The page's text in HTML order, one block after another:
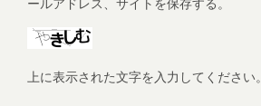
ールアドレス、サイトを保存する。
上に表示された文字を入力してください。